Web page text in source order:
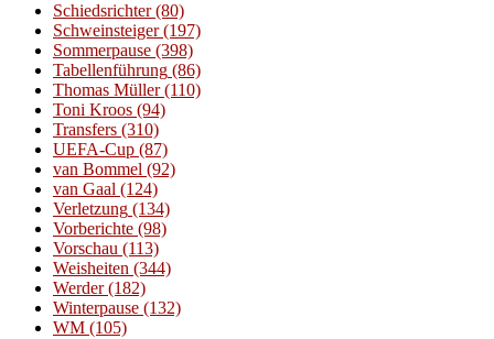
Schiedsrichter(80)
Schweinsteiger(197)
Sommerpause (398)
Tabellenführung (86)
Thomas Müller(110)
Toni Kroos (94)
Transfers (310)
UEFA-Cup (87)
van Bommel (92)
van Gaal (124)
Verletzung (134)
Vorberichte (98)
Vorschau (113)
Weisheiten (344)
Werder(182)
Winterpause (132)
WM (105)